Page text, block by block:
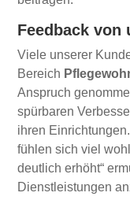
Feedback von
Viele unserer
Bereich
Anspruch
spürbaren
ihren
fühlen sich viel
deutlich erhöht“
Dienstleistungen